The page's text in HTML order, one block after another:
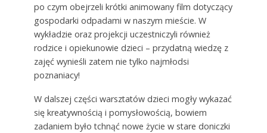
po czym obejrzeli krótki animowany film dotyczący
gospodarki odpadami w naszym mieście. W
wykładzie oraz projekcji uczestniczyli również
rodzice i opiekunowie dzieci – przydatną wiedzę z
zajęć wynieśli zatem nie tylko najmłodsi
poznaniacy!
W dalszej części warsztatów dzieci mogły wykazać
się kreatywnością i pomysłowością, bowiem
zadaniem było tchnąć nowe życie w stare doniczki